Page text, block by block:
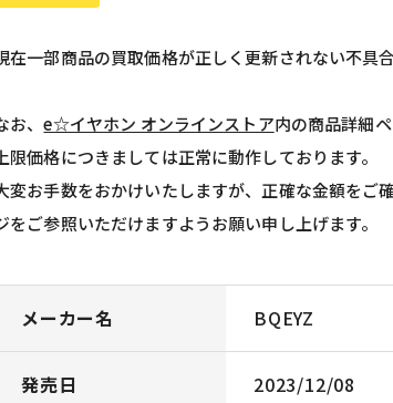
在一部商品の買取価格が正しく更新されない不具
お、e☆イヤホン オンラインストア内の商品詳細
上限価格につきましては正常に動作しております。
変お手数をおかけいたしますが、正確な金額をご
をご参照いただけますようお願い申し上げます。
メーカー名 BQEYZ
発売日 2023/12/08